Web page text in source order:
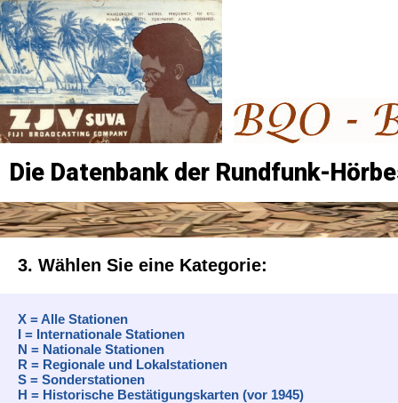
Die Datenbank der Rundfunk-
3. Wählen Sie eine Kategorie:
X = Alle Stationen
I = Internationale Stationen
N = Nationale Stationen
R = Regionale und Lokalstationen
S = Sonderstationen
H = Historische Bestätigungskarten (vor 1945)